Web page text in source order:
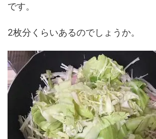
です。
2枚分くらいあるのでしょうか。